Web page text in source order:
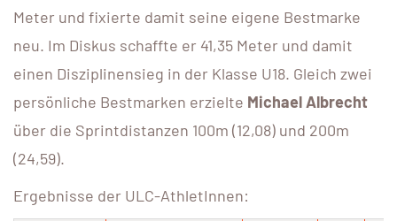
Meter und fixierte damit seine eigene Bestmarke
neu. Im Diskus schaffte er 41,35 Meter und damit
einen Disziplinensieg in der Klasse U18. Gleich zwei
persönliche Bestmarken erzielte Michael Albrecht
über die Sprintdistanzen 100m (12,08) und 200m
(24,59).
Ergebnisse der ULC-AthletInnen: